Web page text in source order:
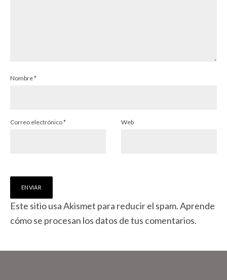
Nombre*
Correo electrónico* Web
Este sitio usa Akismet para reducir el spam.Aprende
cómo se procesan los datos de tus comentarios.